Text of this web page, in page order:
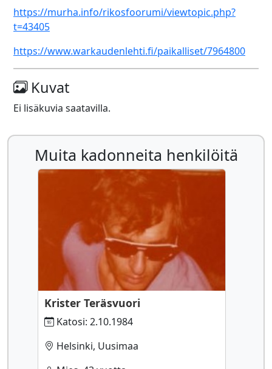
https://murha.info/rikosfoorumi/viewtopic.php?
t=43405
https://www.warkaudenlehti.fi/paikalliset/7964800
Kuvat
Ei lisäkuvia saatavilla.
Muita kadonneita henkilöitä
Krister Teräsvuori
Katosi: 2.10.1984
Helsinki, Uusimaa